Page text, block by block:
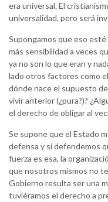
era universal. El
universalidad, pero será
Supongamos que eso
más sensibilidad a veces
ya no son lo que eran y
lado otros factores como
dónde nace el supuesto
vivir anterior (¿pura?)?
el derecho de obligar al
Se supone que el Estado
defensa y si defendemos
fuerza es esa, la
que nosotros mismos no
Gobierno resulta ser una
tuviéramos el derecho a